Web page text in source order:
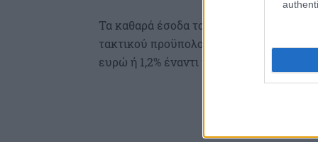
Τα καθαρά έσοδα του
τακτικού προϋπολογισμού ανήλθαν σε
ευρώ ή 1,2% έναντι του στόχου.